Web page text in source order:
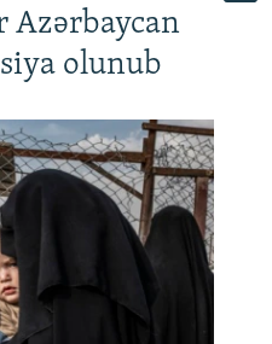
Azərbaycan
olunub